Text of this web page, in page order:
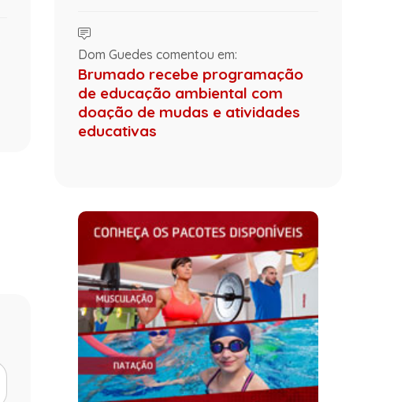
Dom Guedes comentou em:
Brumado recebe programação
de educação ambiental com
doação de mudas e atividades
educativas